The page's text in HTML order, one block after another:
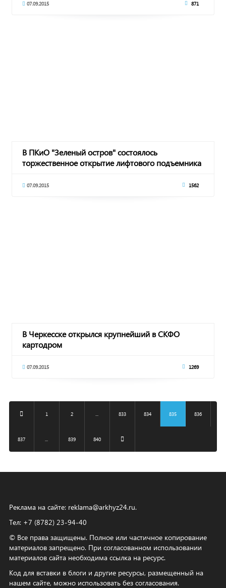
07.09.2015 871
В ПКиО "Зеленый остров" состоялось
торжественное открытие лифтового подъемника
07.09.2015 1562
В Черкесске открылся крупнейший в СКФО
картодром
07.09.2015 1269
1 2 833 834 835 836
837 839 840
Реклама на сайте: reklama@arkhyz24.ru.
Тел: +7 (8782) 23‑94‑40
© Все права защищены. Полное или частичное копирование
материалов запрещено. При согласованном использовании
материалов сайта необходима ссылка на ресурс.
Код для вставки в блоги и другие ресурсы, размещенный на
нашем сайте, можно использовать без согласования.